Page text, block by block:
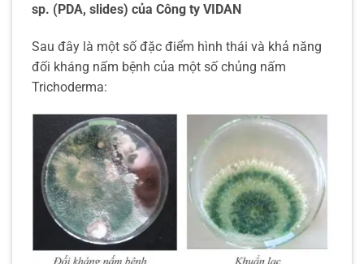
sp. (PDA, slides) của Công ty VIDAN
Sau đây là một số đặc điểm hình thái và khả năng
đối kháng nấm bệnh của một số chủng nấm
Trichoderma: